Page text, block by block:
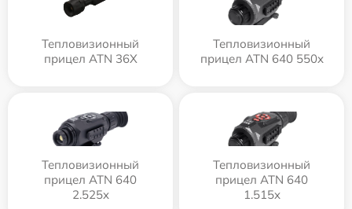
Тепловизионный
прицел ATN 36X
Тепловизионный
прицел ATN 640 550x
Тепловизионный
прицел ATN 640
2.525x
Тепловизионный
прицел ATN 640
1.515x